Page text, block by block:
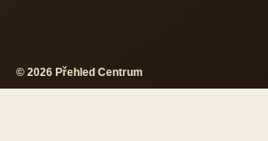
© 2026 Přehled Centrum